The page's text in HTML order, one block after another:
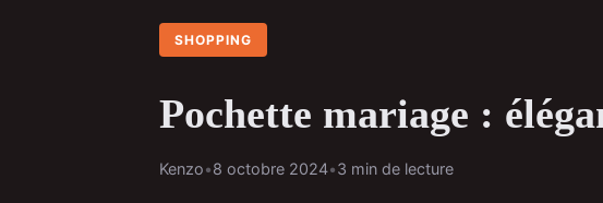
SHOPPING
Pochette mariage :
Kenzo•8 octobre 2024•3 min de lecture